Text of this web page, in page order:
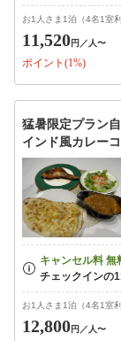
お1人さま1泊（4名1室
11,520円 ／人〜
ポイント(1%)
猛暑限定プラン
インド風カレー
お1人さま1泊（4名1室
12,800円 ／人〜